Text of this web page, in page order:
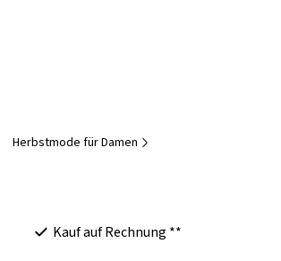
Herbstmode für Damen
Kauf auf Rechnung **